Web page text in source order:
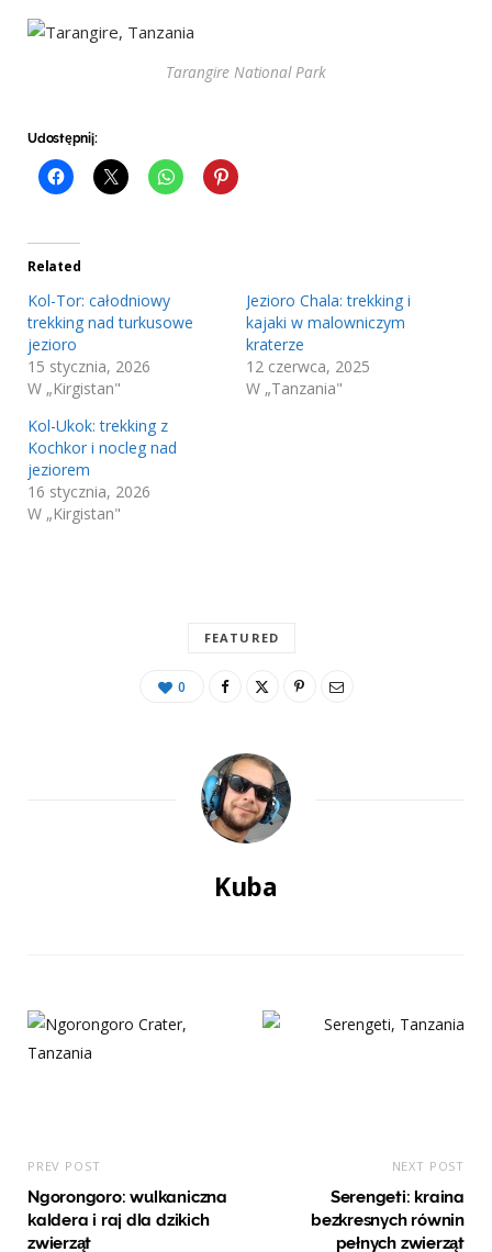
Tarangire National Park
Udostępnij:
Related
Kol-Tor: całodniowy
trekking nad turkusowe
jezioro
15 stycznia, 2026
W „Kirgistan"
Jezioro Chala: trekking i
kajaki w malowniczym
kraterze
12 czerwca, 2025
W „Tanzania"
Kol-Ukok: trekking z
Kochkor i nocleg nad
jeziorem
16 stycznia, 2026
W „Kirgistan"
FEATURED
0
Kuba
PREV POST
Ngorongoro: wulkaniczna
kaldera i raj dla dzikich
zwierząt
NEXT POST
Serengeti: kraina
bezkresnych równin
pełnych zwierząt